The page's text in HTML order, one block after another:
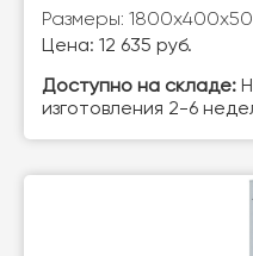
Размеры:
Цена: 12 635 руб.
Доступно на складе:
изготовления 2-6